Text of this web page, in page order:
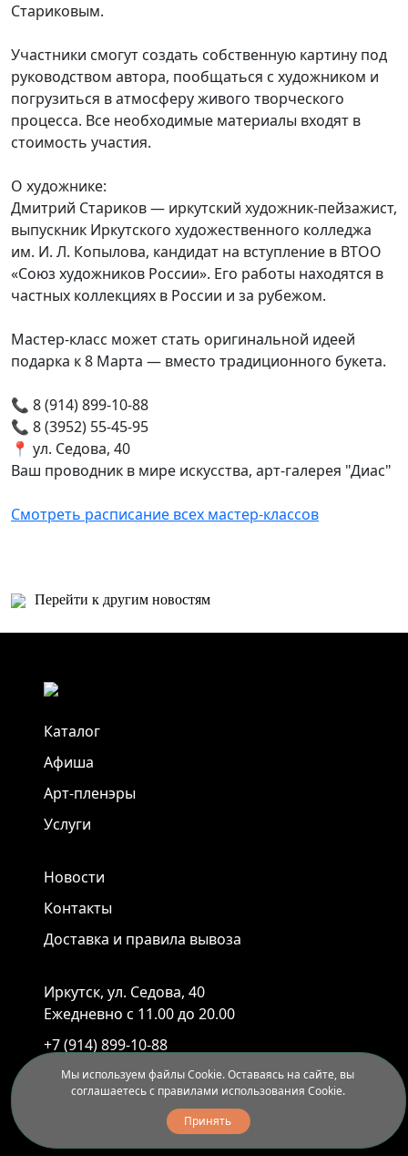
Стариковым.
Участники смогут создать собственную картину под
руководством автора, пообщаться с художником и
погрузиться в атмосферу живого творческого
процесса. Все необходимые материалы входят в
стоимость участия.
О художнике:
Дмитрий Стариков — иркутский художник-пейзажист,
выпускник Иркутского художественного колледжа
им. И. Л. Копылова, кандидат на вступление в ВТОО
«Союз художников России». Его работы находятся в
частных коллекциях в России и за рубежом.
Мастер-класс может стать оригинальной идеей
подарка к 8 Марта — вместо традиционного букета.
📞 8 (914) 899-10-88
📞 8 (3952) 55-45-95
📍 ул. Седова, 40
Ваш проводник в мире искусства, арт-галерея "Диас"
Смотреть расписание всех мастер-классов
Перейти к другим новостям
Каталог
Афиша
Арт-пленэры
Услуги
Новости
Контакты
Доставка и правила вывоза
Иркутск, ул. Седова, 40
Ежедневно с 11.00 до 20.00
+7 (914) 899-10-88
+7 (3952) 55-45-95
Мы используем файлы Cookie. Оставаясь на сайте, вы
соглашаетесь с правилами использования Cookie.
Принять